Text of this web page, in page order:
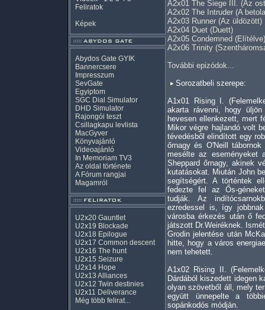
Feliratok
Képek
Abydos Gate GYIK
Bannercsere
Impresszum
SevGate
Egyiptom
SGC Dial Simulator
DHD Simulator
Rajongói teszt
Csillagkapu levlista
MacGyver
Könyvajánló
Videoajánló
In Memoriam TV3
Az oldal története
A Fórum rangjai
Magamról
U2x20 Gauntlet
U2x19 Blockade
U2x18 Epilogue
U2x17 Common descent
U2x16 The hunt
U2x15 Seizure
U2x14 Hope
U2x13 Alliances
U2x12 Twin destinies
U2x11 Deliverance
Még több felirat...
A2x01 The Siege III. (Az
A2x02 The Intruder (A
A2x03 Runner (Az üldözött)
A2x04 Duet (Duett)
A2x05 Condemned (Elítélve)
A2x06 Trinity
További epizódok...
Sorozatbeli szerepe:
A1x01 Rising I.
akarta rávenni, hogy
hevesen ellenkezett, mert
Mikor végre hajlandó volt
tévedésből elindított egy
őrnagy és O'Neill
mesélte az eseményeket
Sheppard őrnagy, akinek
kutatásokat. Miután John
segítségért. A történtek
fedezte fel az Ős-
tudják. Az
ezredessel is, így
városba érkezés után ő
játszott Dr.Weiréknek.
Grodin jelentése után
hitte, hogy a város
nem tehetett.
A1x02 Rising II.
Dárdából kiszedett idegen
olyan szövetből áll, mely
együtt ünnepelte a
sopánkodós módján.